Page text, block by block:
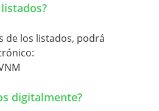
de los listados, podrá
digitalmente?